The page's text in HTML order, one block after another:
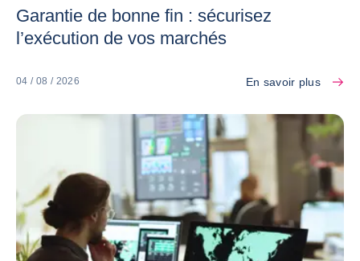
Garantie de bonne fin : sécurisez
l’exécution de vos marchés
04 / 08 / 2026 En savoir plus